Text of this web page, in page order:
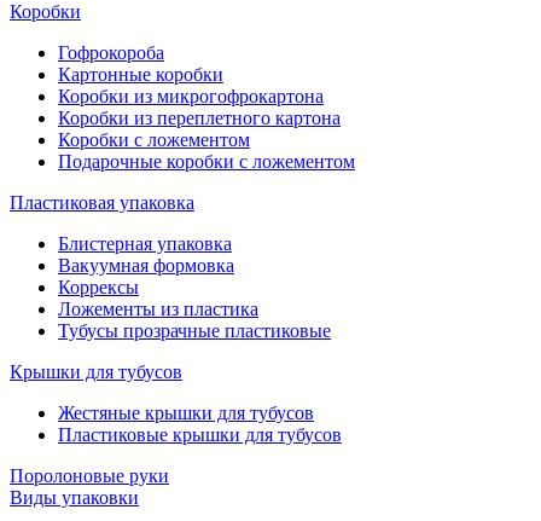
Коробки
Гофрокороба
Картонные коробки
Коробки из микрогофрокартона
Коробки из переплетного картона
Коробки с ложементом
Подарочные коробки с ложементом
Пластиковая упаковка
Блистерная упаковка
Вакуумная формовка
Коррексы
Ложементы из пластика
Тубусы прозрачные пластиковые
Крышки для тубусов
Жестяные крышки для тубусов
Пластиковые крышки для тубусов
Поролоновые руки
Виды упаковки